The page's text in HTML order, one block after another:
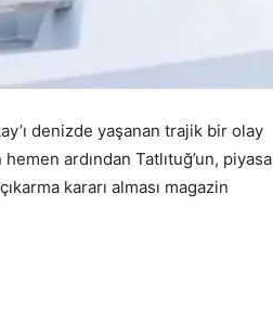
denizde yaşanan trajik bir olay
ardından Tatlıtuğ’un, piyasa
kararı alması magazin